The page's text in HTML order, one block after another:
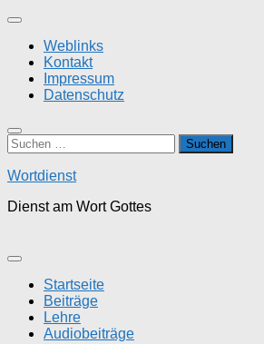
Zum
springenWeblinks
Kontakt
Impressum
Datenschutz
Suchen
nach:
Wortdienst
Dienst am Wort Gottes
Startseite
Beiträge
Lehre
Audiobeiträge